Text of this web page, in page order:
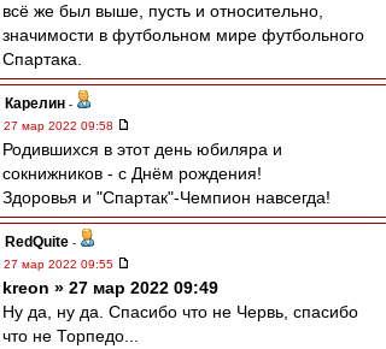
всё же был выше, пусть и относительно,
значимости в футбольном мире футбольного
Спартака.
Карелин -
27 мар 2022 09:58
Родившихся в этот день юбиляра и
сокнижников - с Днём рождения!
Здоровья и "Спартак"-Чемпион навсегда!
RedQuite -
27 мар 2022 09:55
kreon » 27 мар 2022 09:49
Ну да, ну да. Спасибо что не Червь, спасибо
что не Торпедо...